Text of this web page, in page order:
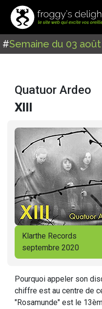
#Semaine du 03
Quatuor Ardeo
XIII
Klarthe Records
septembre 2020
Pourquoi appeler son
chiffre est au centre de
"Rosamunde" est le